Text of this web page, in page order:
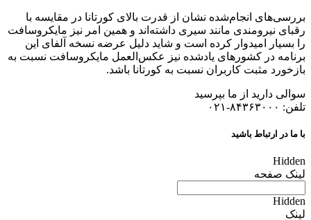
بررسی‌های انجام‌شده نشان از قدرت بالای کورتانا در مقایسه با
رقبای نیرومندی مانند سیری داشته‌اند و همین امر نیز مایکروسافت
را بسیار امیدوار کرده است و شاید دلیل عرضه نسخه آلفای این
برنامه در کشورهای یادشده نیز عکس‌العمل مایکروسافت نسبت به
بازخورد مثبت کاربران نسبت به کورتانا باشد.
سوالی دارید از ما بپرسید
تلفن: ۸۴۳۶۳۰۰۰-۰۲۱
با ما در ارتباط باشید
Hidden
لینک صفحه
Hidden
لینک